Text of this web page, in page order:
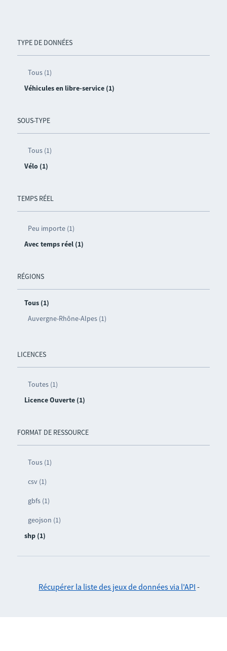
TYPE DE DONNÉES
Tous (1)
Véhicules en libre-service (1)
SOUS-TYPE
Tous (1)
Vélo (1)
TEMPS RÉEL
Peu importe (1)
Avec temps réel (1)
RÉGIONS
Tous (1)
Auvergne-Rhône-Alpes (1)
LICENCES
Toutes (1)
Licence Ouverte (1)
FORMAT DE RESSOURCE
Tous (1)
csv (1)
gbfs (1)
geojson (1)
shp (1)
Récupérer la liste des jeux de données via l'API -